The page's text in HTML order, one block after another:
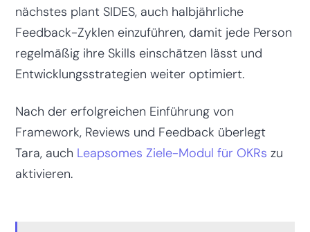
nächstes plant SIDES, auch halbjährliche
Feedback-Zyklen einzuführen, damit jede Person
regelmäßig ihre Skills einschätzen lässt und
Entwicklungsstrategien weiter optimiert.
Nach der erfolgreichen Einführung von
Framework, Reviews und Feedback überlegt
Tara, auch Leapsomes Ziele-Modul für OKRs zu
aktivieren.